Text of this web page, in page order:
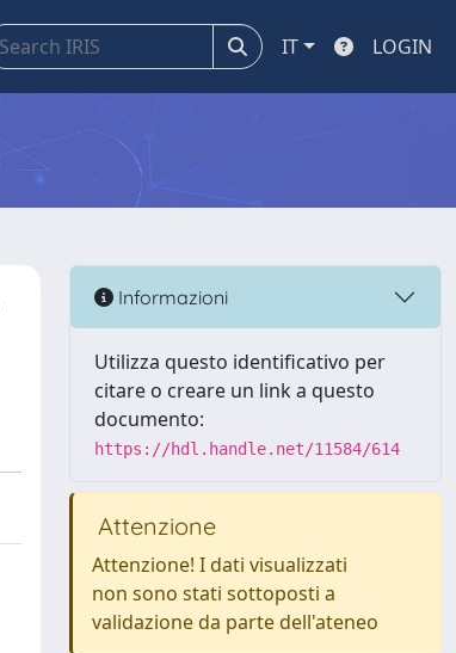
IT LOGIN
Informazioni
Utilizza questo identificativo per
citare o creare un link a questo
documento:
https://hdl.handle.net/11584/614
Attenzione
Attenzione! I dati visualizzati
non sono stati sottoposti a
validazione da parte dell'ateneo